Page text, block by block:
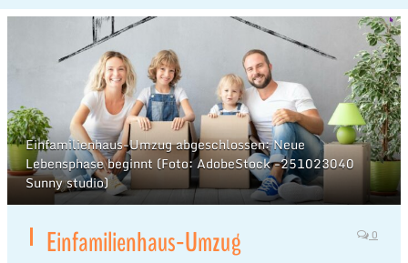
Einfamilienhaus-Umzug abgeschlossen: Neue
Lebensphase beginnt (Foto: AdobeStock -251023040
Sunny studio)
Einfamilienhaus-Umzug
0